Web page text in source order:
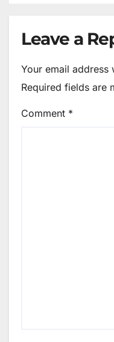
Leave a
Your email address
Required fields are
Comment *